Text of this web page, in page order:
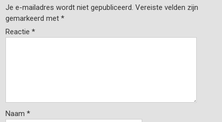
Je e-mailadres wordt niet gepubliceerd. Vereiste velden zijn
gemarkeerd met*
Reactie*
Naam*